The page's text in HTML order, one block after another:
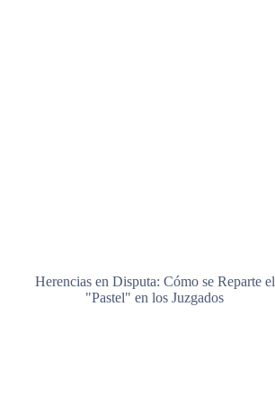
Herencias en Disputa: Cómo se Reparte el
"Pastel" en los Juzgados